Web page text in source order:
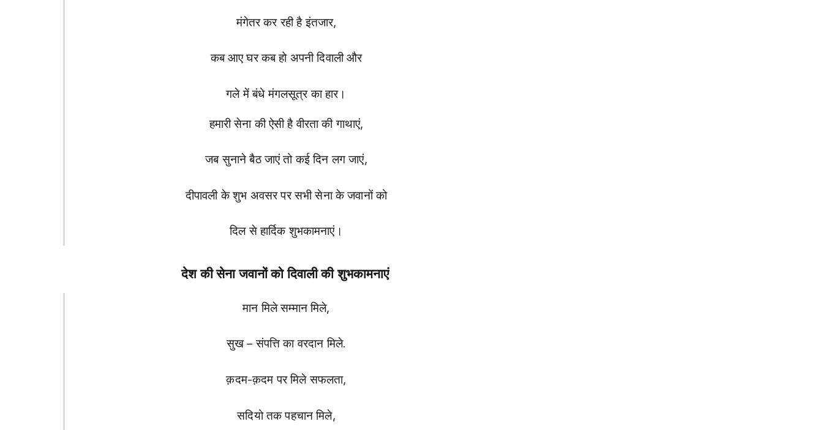
मंगेतर कर रही है इंतजार,
कब आए घर कब हो अपनी दिवाली और
गले में बंधे मंगलसूत्र का हार।
हमारी सेना की ऐसी है वीरता की गाथाएं,
जब सुनाने बैठ जाएं तो कई दिन लग जाएं,
दीपावली के शुभ अवसर पर सभी सेना के जवानों को
दिल से हार्दिक शुभकामनाएं।
देश की सेना जवानों को दिवाली की शुभकामनाएं
मान मिले सम्मान मिले,
सुख – संपत्ति का वरदान मिले.
क़दम-क़दम पर मिले सफलता,
सदियो तक पहचान मिले,